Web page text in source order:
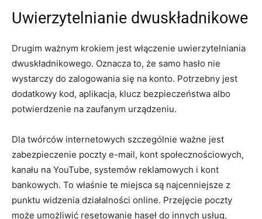
Uwierzytelnianie dwuskładnikowe
Drugim ważnym krokiem jest włączenie uwierzytelniania
dwuskładnikowego. Oznacza to, że samo hasło nie
wystarczy do zalogowania się na konto. Potrzebny jest
dodatkowy kod, aplikacja, klucz bezpieczeństwa albo
potwierdzenie na zaufanym urządzeniu.
Dla twórców internetowych szczególnie ważne jest
zabezpieczenie poczty e-mail, kont społecznościowych,
kanału na YouTube, systemów reklamowych i kont
bankowych. To właśnie te miejsca są najcenniejsze z
punktu widzenia działalności online. Przejęcie poczty
może umożliwić resetowanie haseł do innych usług,